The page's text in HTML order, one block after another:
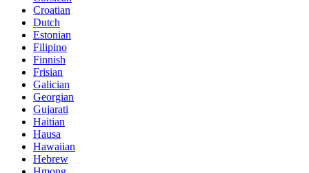
Croatian
Dutch
Estonian
Filipino
Finnish
Frisian
Galician
Georgian
Gujarati
Haitian
Hausa
Hawaiian
Hebrew